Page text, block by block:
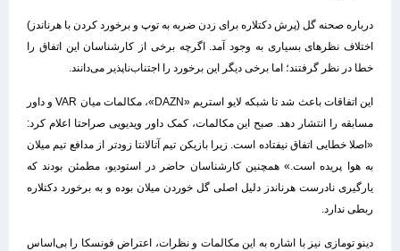
درباره صحنه گل (پرش د‌کتلاره برای زدن ضربه به توپ و برخورد کردن با هرناندز)
اختلاف نظرهای بسیاری به وجود آمد. اگرچه برخی از کارشناسان این اتفاق را
خطا در نظر گرفتند؛ اما برخی دیگر این برخورد را اجتناب‌ناپذیر می‌دانند.
این اتفاقات باعث شد تا شبکه لایو استریم «DAZN»، مکالمات میان VAR و داور
مسابقه را انتشار دهد. صبح این مکالمات، کمک داور ویدیویی صراحتا اعلام کرد:
«اصلا خطایی اتفاق نیفتاده است. زیرا بازیکن تیم آتالانتا زودتر از مدافع تیم میلان
به هوا پریده است.» همچنین کارشناسان حاضر در استودیو، مطمئن بودند که
یارگیری نادرست هرناندز دلیل اصلی گل خوردن میلان بوده و به برخورد د‌کتلاره
ربطی ندارد.
دینو تومازی نیز با اشاره به این مکالمات و نظرات، اعتراض فونسکا را بی‌اساس